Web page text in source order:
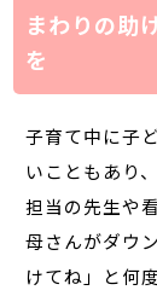
まわりの助
を
子育て中に子
いこともあり
担当の先生や
母さんがダウ
けてね」と何